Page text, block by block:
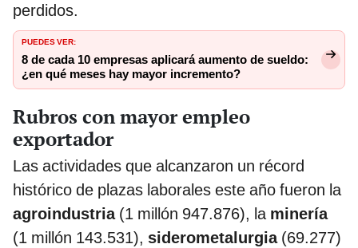
perdidos.
PUEDES VER:
8 de cada 10 empresas aplicará aumento de sueldo:
¿en qué meses hay mayor incremento?
Rubros con mayor empleo
exportador
Las actividades que alcanzaron un récord
histórico de plazas laborales este año fueron la
agroindustria (1 millón 947.876), la minería
(1 millón 143.531), siderometalurgia (69.277)